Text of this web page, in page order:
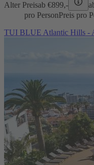
Alter Preisab €899,-
pro PersonPreis pro
TUI BLUE Atlantic Hills -